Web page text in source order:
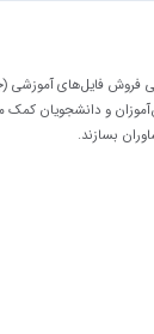
فروش فایل‌های آموزشی
و دانشجویان
بسازند.